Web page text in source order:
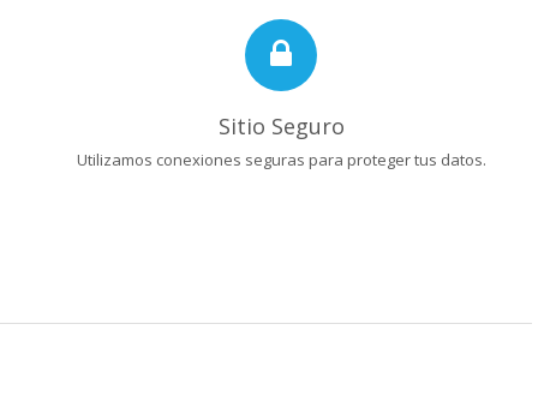
Sitio Seguro
Utilizamos conexiones seguras para proteger tus datos.